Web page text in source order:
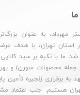
به عنوان
استان تهران، با هدف
ما با تکیه بر سبد کالایی
جمله محصولات سورن) و
برقراری زنجیره تأمین
هستیم. جلب اعتماد